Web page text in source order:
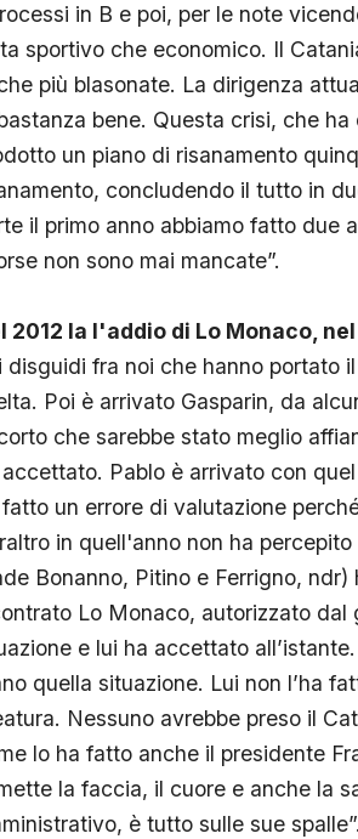
in B e poi, per le note
sportivo che economico. Il
più blasonate. La dirigenza
bene. Questa crisi, che
un piano di risanamento
concludendo il tutto in
il primo anno abbiamo fatto due
non sono mai mancate”.
2012 la l'addio di Lo Monaco,
disguidi fra noi che hanno portato
Poi è arrivato Gasparin, da
che sarebbe stato meglio
Pablo è arrivato con
un errore di valutazione
in quell'anno non ha
Bonanno, Pitino e Ferrigno,
Lo Monaco, autorizzato
e lui ha accettato
quella situazione. Lui non l’ha
Nessuno avrebbe preso il
lo ha fatto anche il presidente
la faccia, il cuore e anche la
è tutto sulle sue spalle”.